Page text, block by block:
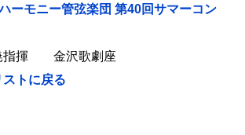
ーモニー管弦楽団 第40回サマーコン
指揮 金沢歌劇座
ストに戻る